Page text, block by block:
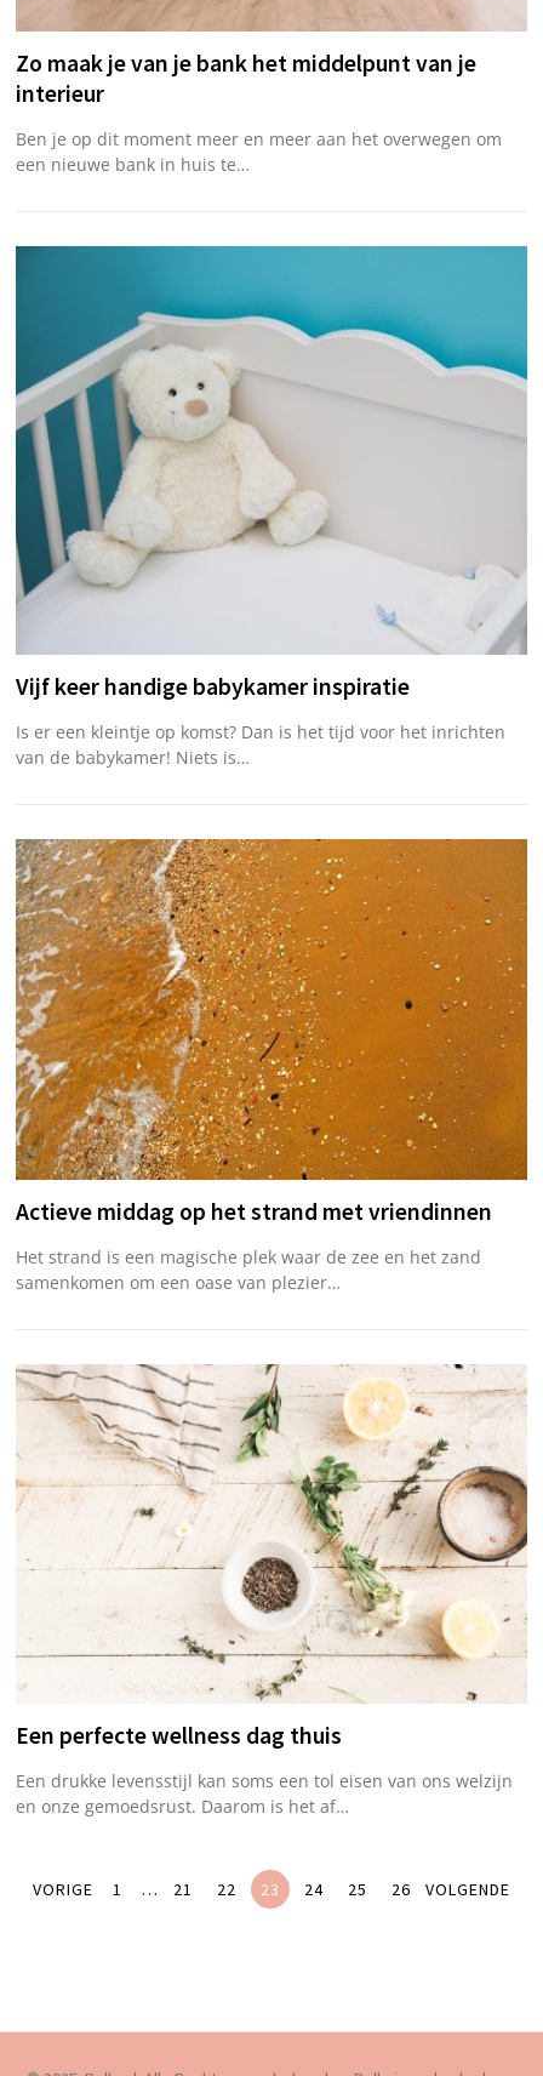
Zo maak je van je bank het middelpunt van je
interieur
Ben je op dit moment meer en meer aan het overwegen om
een nieuwe bank in huis te…
Vijf keer handige babykamer inspiratie
Is er een kleintje op komst? Dan is het tijd voor het inrichten
van de babykamer! Niets is…
Actieve middag op het strand met vriendinnen
Het strand is een magische plek waar de zee en het zand
samenkomen om een oase van plezier…
Een perfecte wellness dag thuis
Een drukke levensstijl kan soms een tol eisen van ons welzijn
en onze gemoedsrust. Daarom is het af…
VORIGE 1 … 21 22 23 24 25 26 VOLGENDE